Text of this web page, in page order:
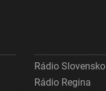
Rádio Slovensko
Rádio Regina